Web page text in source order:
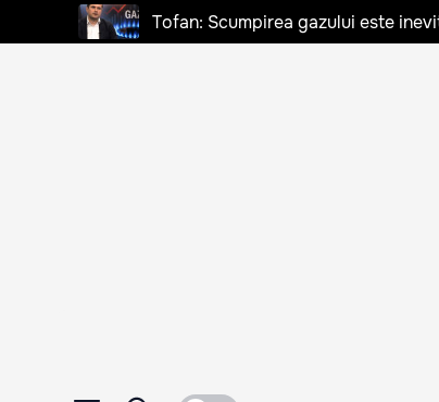
Tofan: Scumpirea gazului este